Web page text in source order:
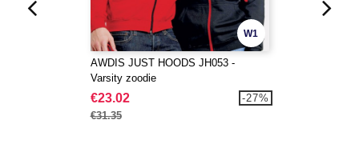
W1
AWDIS JUST HOODS JH053 -
Varsity zoodie
€23.02
€31.35
-27%